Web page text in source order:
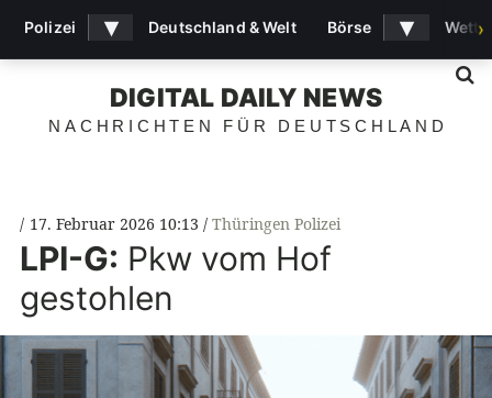
DIGITAL DAILY NEWS
NACHRICHTEN FÜR DEUTSCHLAND
17. Februar 2026 10:13 Thüringen Polizei
LPI-G: Pkw vom Hof
gestohlen
Polizei ▾ Deutschland & Welt Börse ▾ ›